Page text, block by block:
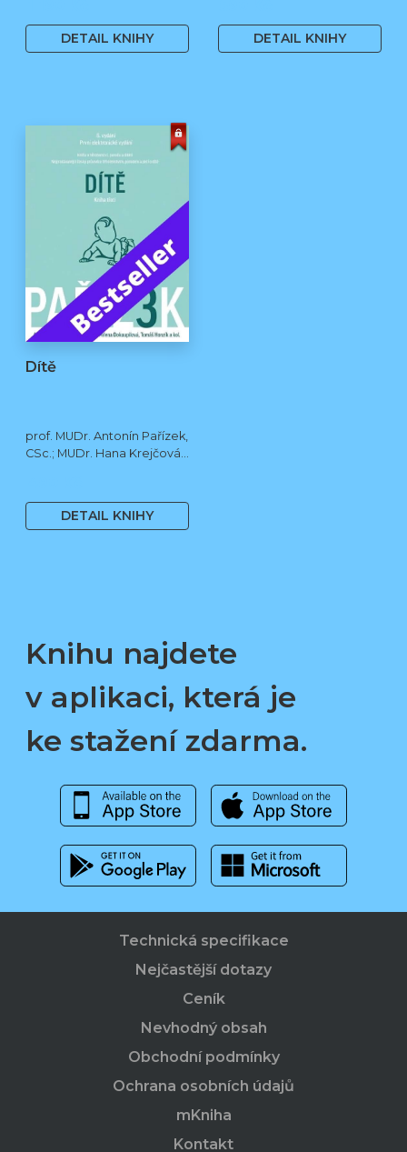
Tomáš Honzík, Ph.D. a kol.
DETAIL KNIHY DETAIL KNIHY
Dítě
prof. MUDr. Antonín Pařízek,
CSc.; MUDr. Hana Krejčová,
Tomáš Honzík, Ph.D. a kol.
DETAIL KNIHY
Knihu najdete
v aplikaci, která je
ke stažení zdarma.
Technická specifikace
Nejčastější dotazy
Ceník
Nevhodný obsah
Obchodní podmínky
Ochrana osobních údajů
mKniha
Kontakt